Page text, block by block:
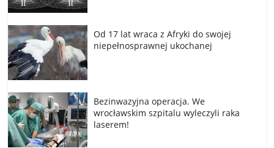
Od 17 lat wraca z Afryki do swojej
niepełnosprawnej ukochanej
Bezinwazyjna operacja. We
wrocławskim szpitalu wyleczyli raka
laserem!